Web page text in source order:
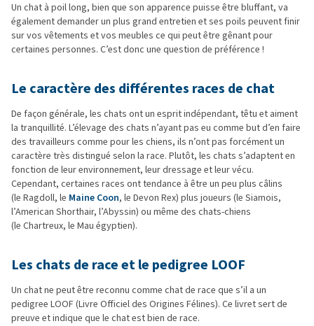
Un chat à poil long, bien que son apparence puisse être bluffant, va
également demander un plus grand entretien et ses poils peuvent finir
sur vos vêtements et vos meubles ce qui peut être gênant pour
certaines personnes. C’est donc une question de préférence !
Le caractère des différentes races de chat
De façon générale, les chats ont un esprit indépendant, têtu et aiment
la tranquillité. L’élevage des chats n’ayant pas eu comme but d’en faire
des travailleurs comme pour les chiens, ils n’ont pas forcément un
caractère très distingué selon la race. Plutôt, les chats s’adaptent en
fonction de leur environnement, leur dressage et leur vécu.
Cependant, certaines races ont tendance à être un peu plus câlins
(le Ragdoll, le Maine Coon, le Devon Rex) plus joueurs (le Siamois,
l’American Shorthair, l’Abyssin) ou même des chats-chiens
(le Chartreux, le Mau égyptien).
Les chats de race et le pedigree LOOF
Un chat ne peut être reconnu comme chat de race que s’il a un
pedigree LOOF (Livre Officiel des Origines Félines). Ce livret sert de
preuve et indique que le chat est bien de race.